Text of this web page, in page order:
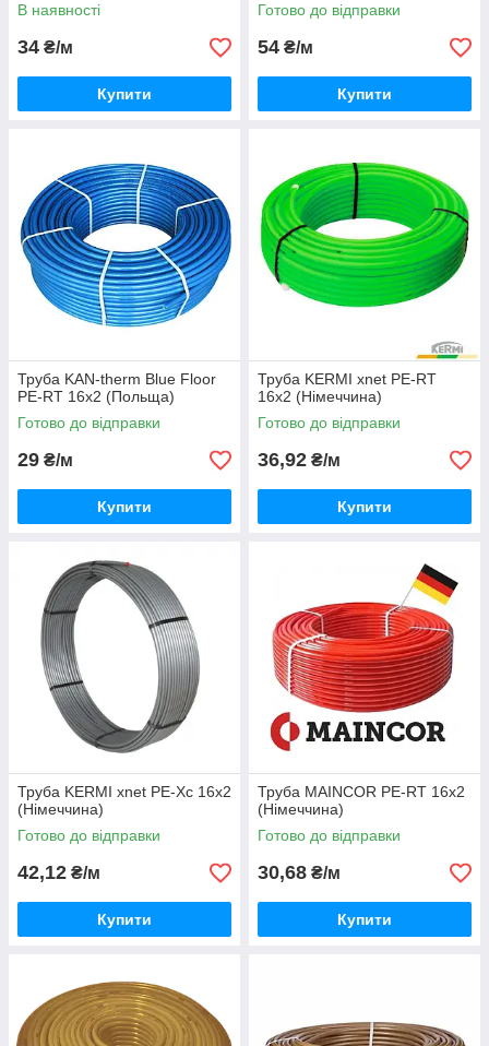
В наявності
34 ₴/м
Купити
Готово до відправки
54 ₴/м
Купити
Труба KAN-therm Blue Floor
PE-RT 16x2 (Польща)
Готово до відправки
29 ₴/м
Купити
Труба KERMI xnet PE-RT
16x2 (Німеччина)
Готово до відправки
36,92 ₴/м
Купити
Труба KERMI xnet PE-Xc 16x2
(Німеччина)
Готово до відправки
42,12 ₴/м
Купити
Труба MAINCOR PE-RT 16х2
(Німеччина)
Готово до відправки
30,68 ₴/м
Купити